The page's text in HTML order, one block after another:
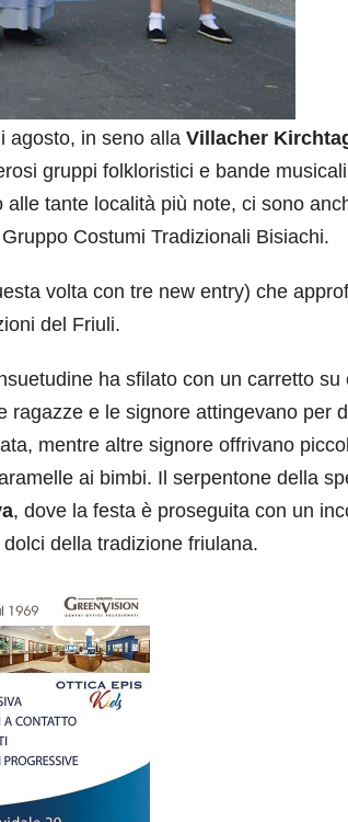
agosto, in seno alla Villacher
gruppi folkloristici e bande
tante località più note, ci sono
Costumi Tradizionali Bisiachi.
volta con tre new entry) che
del Friuli.
ha sfilato con un carretto su
ragazze e le signore attingevano per
mentre altre signore offrivano
ai bimbi. Il serpentone della
, dove la festa è proseguita con un
della tradizione friulana.